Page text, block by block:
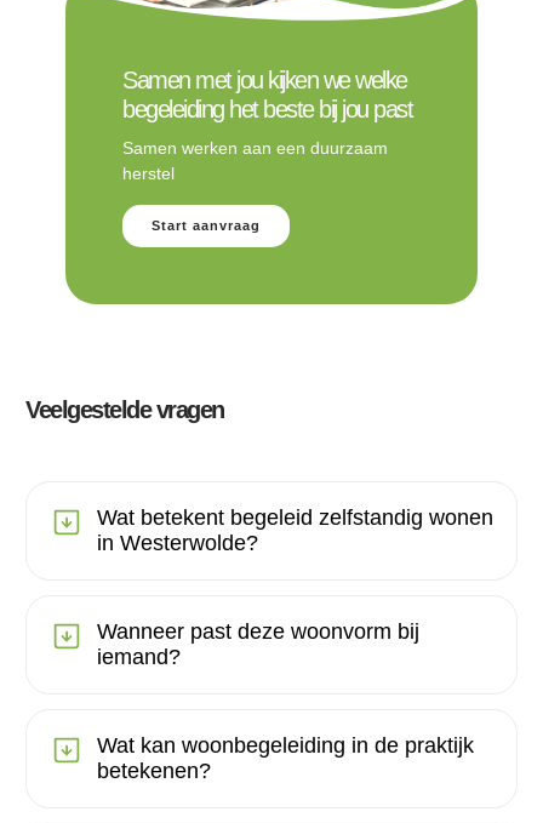
Samen met jou kijken we welke
begeleiding het beste bij jou past
Samen werken aan een duurzaam
herstel
Start aanvraag
Veelgestelde vragen
Wat betekent begeleid zelfstandig wonen
in Westerwolde?
Wanneer past deze woonvorm bij
iemand?
Wat kan woonbegeleiding in de praktijk
betekenen?